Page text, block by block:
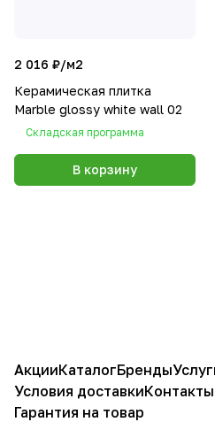
2 016 ₽/м2
Керамическая плитка
Marble glossy white wall 02
Складская программа
В корзину
АкцииКаталогБренды
Условия доставкиКонтакты
Гарантия на товар